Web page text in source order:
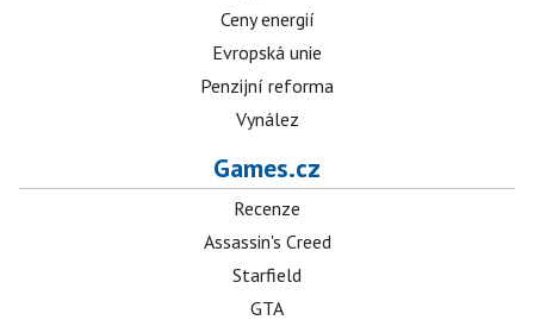
Ceny energií
Evropská unie
Penzijní reforma
Vynález
Games.cz
Recenze
Assassin's Creed
Starfield
GTA